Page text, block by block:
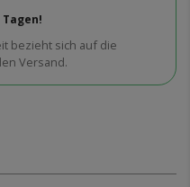
bezieht sich auf die
Versand.